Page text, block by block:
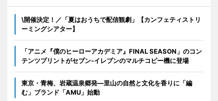
\開催決定！／「夏はおうちで配信観劇」【カンフェティストリ
ーミングシアター】
「アニメ『僕のヒーローアカデミア』FINAL SEASON」のコン
テンツプリントがセブン‐イレブンのマルチコピー機に登場
東京・青梅、岩蔵温泉郷発―里山の自然と文化を香りに「編
む」ブランド「AMU」始動